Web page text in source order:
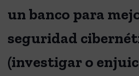
un banco para
seguridad
(investigar o